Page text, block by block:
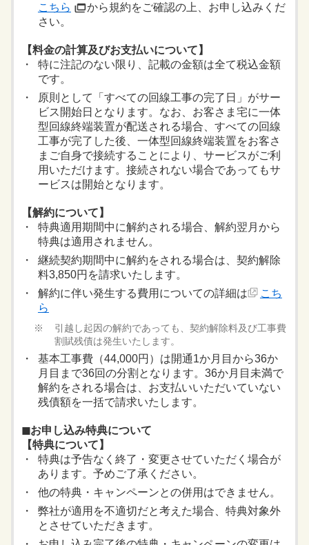
こちら
から規約をご確認の上、お申し込みくだ
さい。
【料金の計算及びお支払いについて】
特に注記のない限り、記載の金額は全て税込金額
です。
原則として「すべての回線工事の完了日」がサー
ビス開始日となります。なお、お客さま宅に一体
型回線終端装置が配送される場合、すべての回線
工事が完了した後、一体型回線終端装置をお客さ
まご自身で接続することにより、サービスがご利
用いただけます。接続されない場合であってもサ
ービスは開始となります。
【解約について】
特典適用期間中に解約される場合、解約翌月から
特典は適用されません。
継続契約期間中に解約をされる場合は、契約解除
料3,850円を請求いたします。
解約に伴い発生する費用についての詳細は
こち
ら
引越し起因の解約であっても、契約解除料及び工事費
割賦残債は発生いたします。
基本工事費（44,000円）は開通1か月目から36か
月目まで36回の分割となります。36か月目未満で
解約をされる場合は、お支払いいただいていない
残債額を一括で請求いたします。
◼︎お申し込み特典について
【特典について】
特典は予告なく終了・変更させていただく場合が
あります。予めご了承ください。
他の特典・キャンペーンとの併用はできません。
弊社が適用を不適切だと考えた場合、特典対象外
とさせていただきます。